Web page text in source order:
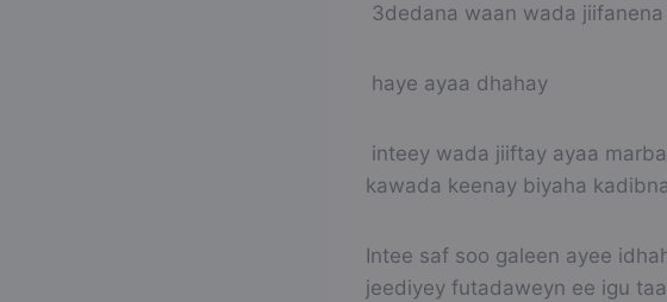
3dedana waan wada
haye ayaa dhahay
inteey wada jiiftay ayaa
kawada keenay biyaha
Intee saf soo galeen ayee
jeediyey futadaweyn ee igu